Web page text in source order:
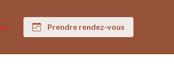
Prendre rendez-vous